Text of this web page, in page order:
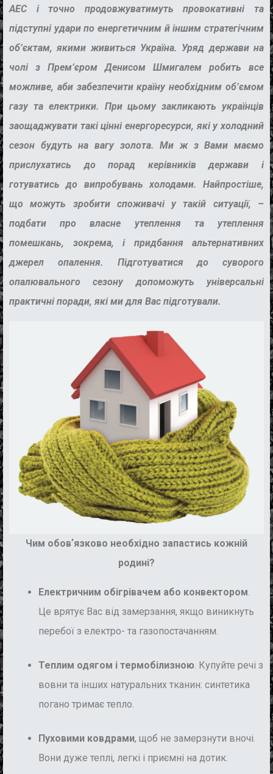
АЕС і точно продовжуватимуть провокативні та
підступні удари по енергетичним й іншим стратегічним
об’єктам, якими живиться Україна. Уряд держави на
чолі з Прем’єром Денисом Шмигалем робить все
можливе, аби забезпечити країну необхідним об’ємом
газу та електрики. При цьому закликають українців
заощаджувати такі цінні енергоресурси, які у холодний
сезон будуть на вагу золота. Ми ж з Вами маємо
прислухатись до порад керівників держави і
готуватись до випробувань холодами. Найпростіше,
що можуть зробити споживачі у такій ситуації, –
подбати про власне утеплення та утеплення
помешкань, зокрема, і придбання альтернативних
джерел опалення. Підготуватися до суворого
опалювального сезону допоможуть універсальні
практичні поради, які ми для Вас підготували.
Чим обовʼязково необхідно запастись кожній
родині?
Електричним обігрівачем або конвектором.
Це врятує Вас від замерзання, якщо виникнуть
перебої з електро- та газопостачанням.
Теплим одягом і термобілизною. Купуйте речі з
вовни та інших натуральних тканин: синтетика
погано тримає тепло.
Пуховими ковдрами, щоб не замерзнути вночі.
Вони дуже теплі, легкі і приємні на дотик.